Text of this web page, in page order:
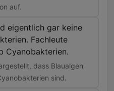
auf.
eigentlich gar keine
Fachleute
Cyanobakterien.
dass Blaualgen
sind.